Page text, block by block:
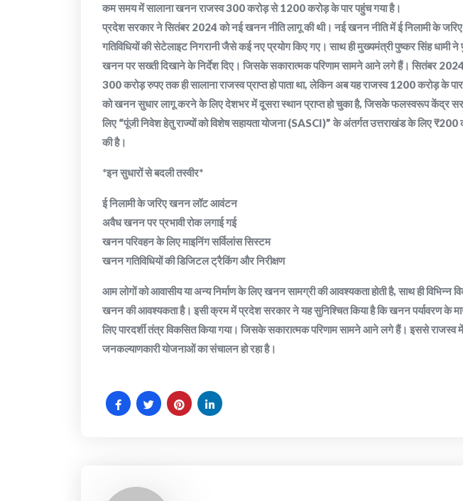
कम समय में सालाना खनन राजस्व 300 करोड़ से 1200 करोड़ के पार पहुंच गया है।
प्रदेश सरकार ने सितंबर 2024 को नई खनन नीति लागू की थी। नई खनन नीति में ई निलामी के
गतिविधियों की सेटेलाइट निगरानी जैसे कई नए प्रयोग किए गए। साथ ही मुख्यमंत्री पुष्कर सिंह धामी
खनन पर सख्ती दिखाने के निर्देश दिए। जिसके सकारात्मक परिणाम सामने आने लगे हैं। सितंबर
300 करोड़ रुपए तक ही सालाना राजस्व प्राप्त हो पाता था, लेकिन अब यह राजस्व 1200 करोड़ के
को खनन सुधार लागू करने के लिए देशभर में दूसरा स्थान प्राप्त हो चुका है, जिसके फलस्वरूप केंद्र
लिए “पूंजी निवेश हेतु राज्यों को विशेष सहायता योजना (SASCI)” के अंतर्गत उत्तराखंड के लिए ₹200
की है।
*इन सुधारों से बदली तस्वीर*
ई निलामी के जरिए खनन लॉट आवंटन
अवैध खनन पर प्रभावी रोक लगाई गई
खनन परिवहन के लिए माइनिंग सर्विलांस सिस्टम
खनन गतिविधियों की डिजिटल ट्रैकिंग और निरीक्षण
आम लोगों को आवासीय या अन्य निर्माण के लिए खनन सामग्री की आवश्यकता होती है, साथ ही विभिन्न
खनन की आवश्यकता है। इसी क्रम में प्रदेश सरकार ने यह सुनिश्चित किया है कि खनन पर्यावरण के
लिए पारदर्शी तंत्र विकसित किया गया। जिसके सकारात्मक परिणाम सामने आने लगे हैं। इससे राजस्व में
जनकल्याणकारी योजनाओं का संचालन हो रहा है।